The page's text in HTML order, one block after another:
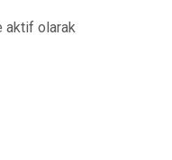
aktif olarak